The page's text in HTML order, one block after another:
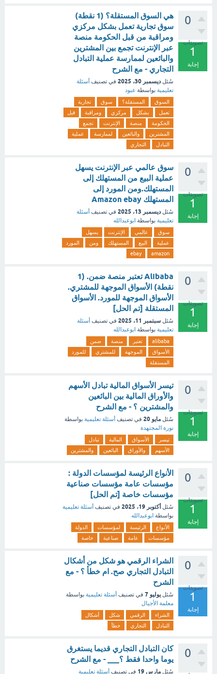
0
تصويتات
1
إجابة
هي السوق المستقلة؟ (1 نقطة)
سوق تجارية تعمل بشكل مركزي
ومراقبة من قبل الحكومة منصة
عبر الإنترنت تجمع بين المشترين
والبائعين لممارسة عملية التبادل
التجاري - مع الشرح
سُئل ديسمبر 30، 2025 في تصنيف أسئلة
تعليمية بواسطة عبود
السوق المستقلة؟ سوق
تجارية
تعمل
بشكل مركزي ومراقبة
قبل
الحكومة
منصة الإنترنت
تجمع
المشترين
والبائعين لممارسة
عملية
التبادل
التجاري
0
تصويتات
1
إجابة
سوق عالمي عبر الإنترنت يسهل
عملية البيع من المستهلك إلى
المستهلك.ومن المورد إلى
المستهلك Amazon ebay
سُئل ديسمبر 13، 2025 في تصنيف أسئلة
تعليمية بواسطة ابوعبدالله
سوق عالمي الإنترنت
يسهل
عملية
البيع المستهلك ومن
المورد
amazon
ebay
0
تصويتات
1
إجابة
Alibaba تعتبر منصة ضمن. (1
نقطة) الأسواق الموجهة للمشتري.
الأسواق الموجهة للمورد. الأسواق
المستقلة [تم الحل]
سُئل سبتمبر 11، 2025 في تصنيف أسئلة
تعليمية بواسطة ابوعبدالله
alibaba تعتبر منصة
ضمن
الأسواق
الموجهة للمشتري
للمورد
المستقلة
0
تصويتات
1
إجابة
تيسر الأسواق المالية تبادل الأسهم
والأوراق المالية بين البائعين
والمشترين ؟ - مع الشرح
سُئل مايو 20 في تصنيف أسئلة تعليمية بواسطة
نورة المجتهدة
تيسر الأسواق المالية
تبادل
الأسهم
والأوراق البائعين والمشترين
0
تصويتات
1
إجابة
الأنواع الرئيسة لمؤسسات الدولة :
مؤسسات عامة مؤسسات صناعية
مؤسسات خاصة [تم الحل]
سُئل أكتوبر 19، 2025 في تصنيف أسئلة تعليمية
بواسطة ابوعبدالله
الأنواع الرئيسة لمؤسسات
الدولة
مؤسسات
عامة صناعية خاصة
0
تصويتات
1
إجابة
الشراء الرقمي هو شكل من أشكال
التبادل التجاري صح. ام خطأ ؟ - مع
الشرح
سُئل يوليو 7 في تصنيف أسئلة تعليمية بواسطة
معلمة الأجيال
الشراء الرقمي شكل
أشكال
التبادل
التجاري خطأ
0
كان التبادل التجاري قديما يستغرق
يوما واحدا فقط ؟___ - مع الشرح
سُئل مارس 19 في تصنيف أسئلة تعليمية